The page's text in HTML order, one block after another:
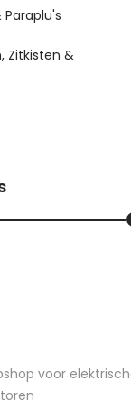
Zitkisten &